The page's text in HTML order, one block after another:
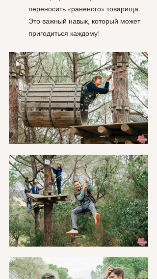
переносить «раненого» товарища.
Это важный навык, который может
пригодиться каждому!